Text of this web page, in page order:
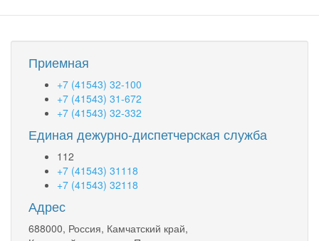
оказаны
по
Камчатскому
краю
начала
года
Приемная
+7 (41543) 32-100
+7 (41543) 31-672
+7 (41543) 32-332
Единая дежурно-диспетчерская служба
112
+7 (41543) 31118
+7 (41543) 32118
Адрес
688000, Россия, Камчатский край,